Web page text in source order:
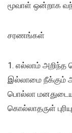
மூவாள் ஒன்றாக
சரணங்கள்
1. எல்லாம்
இல்லாமை நீக்கும்
பொல்லா
கொல்லாதருள்